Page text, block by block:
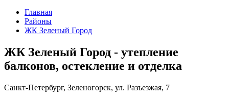
Главная
Районы
ЖК Зеленый Город
ЖК Зеленый Город - утепление
балконов, остекление и отделка
Санкт-Петербург, Зеленогорск, ул. Разъезжая, 7